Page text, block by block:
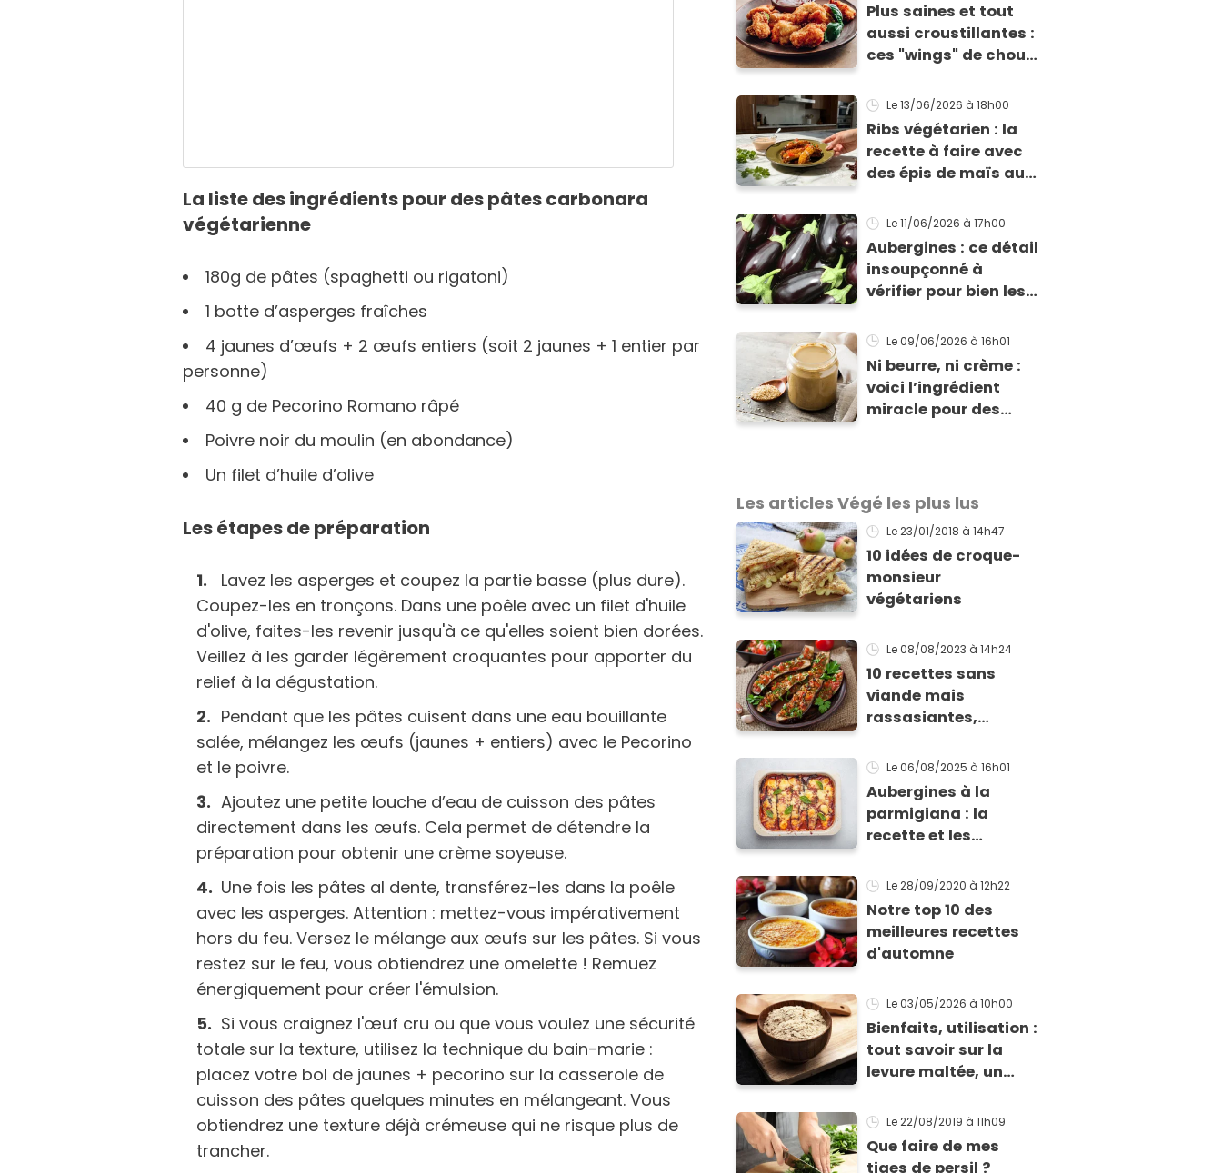
La liste des ingrédients pour des pâtes carbonara
végétarienne
180g de pâtes (spaghetti ou rigatoni)
1 botte d’asperges fraîches
4 jaunes d’œufs + 2 œufs entiers (soit 2 jaunes + 1 entier par
personne)
40 g de Pecorino Romano râpé
Poivre noir du moulin (en abondance)
Un filet d’huile d’olive
Les étapes de préparation
Lavez les asperges et coupez la partie basse (plus dure).
Coupez-les en tronçons. Dans une poêle avec un filet d'huile
d'olive, faites-les revenir jusqu'à ce qu'elles soient bien dorées.
Veillez à les garder légèrement croquantes pour apporter du
relief à la dégustation.
Pendant que les pâtes cuisent dans une eau bouillante
salée, mélangez les œufs (jaunes + entiers) avec le Pecorino
et le poivre.
Ajoutez une petite louche d’eau de cuisson des pâtes
directement dans les œufs. Cela permet de détendre la
préparation pour obtenir une crème soyeuse.
Une fois les pâtes al dente, transférez-les dans la poêle
avec les asperges. Attention : mettez-vous impérativement
hors du feu. Versez le mélange aux œufs sur les pâtes. Si vous
restez sur le feu, vous obtiendrez une omelette ! Remuez
énergiquement pour créer l'émulsion.
Si vous craignez l'œuf cru ou que vous voulez une sécurité
totale sur la texture, utilisez la technique du bain-marie :
placez votre bol de jaunes + pecorino sur la casserole de
cuisson des pâtes quelques minutes en mélangeant. Vous
obtiendrez une texture déjà crémeuse qui ne risque plus de
trancher.
Plus saines et tout
aussi croustillantes :
ces "wings" de chou-
stars de vos apéros
d'été
Le 13/06/2026 à 18h00
Ribs végétarien : la
recette à faire avec
des épis de maïs au
Le 11/06/2026 à 17h00
Aubergines : ce détail
insoupçonné à
vérifier pour bien les
de votre recette
Le 09/06/2026 à 16h01
Ni beurre, ni crème :
voici l’ingrédient
miracle pour des
et des desserts
bluffants
Les articles Végé les plus lus
Le 23/01/2018 à 14h47
10 idées de croque-
monsieur
végétariens
Le 08/08/2023 à 14h24
10 recettes sans
viande mais
rassasiantes,
Le 06/08/2025 à 16h01
Aubergines à la
parmigiana : la
recette et les
ce grand classique
italien
Le 28/09/2020 à 12h22
Notre top 10 des
meilleures recettes
d'automne
Le 03/05/2026 à 10h00
Bienfaits, utilisation :
tout savoir sur la
levure maltée, un
veut du bien
Le 22/08/2019 à 11h09
Que faire de mes
tiges de persil ?